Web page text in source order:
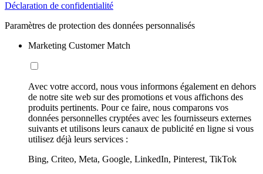
Déclaration de confidentialité
Paramètres de protection des données personnalisés
Marketing Customer Match
Avec votre accord, nous vous informons également en dehors
de notre site web sur des promotions et vous affichons des
produits pertinents. Pour ce faire, nous comparons vos
données personnelles cryptées avec les fournisseurs externes
suivants et utilisons leurs canaux de publicité en ligne si vous
utilisez déjà leurs services :
Bing, Criteo, Meta, Google, LinkedIn, Pinterest, TikTok